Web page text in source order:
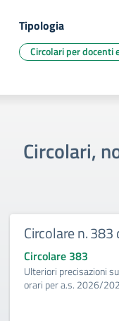
Tipologia
Circolari per docenti
Circolari,
Circolare n.
Circolare 383
Ulteriori precisazioni
orari per a.s. 2026/